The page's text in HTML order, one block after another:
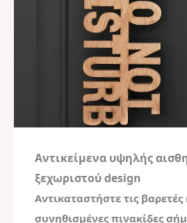
Αντικείμενα υψηλής
ξεχωριστού design
Αντικαταστήστε τις βαρετές
συνηθισμένες πινακίδες